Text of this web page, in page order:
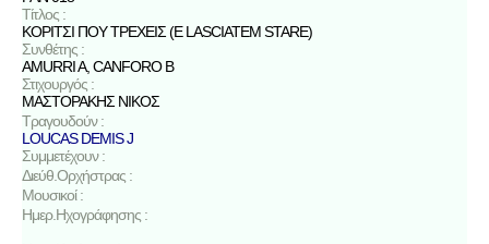
Τίτλος :
ΚΟΡΙΤΣΙ ΠΟΥ ΤΡΕΧΕΙΣ (E LASCIATEM STARE)
Συνθέτης :
AMURRI A, CANFORO B
Στιχουργός :
ΜΑΣΤΟΡΑΚΗΣ ΝΙΚΟΣ
Τραγουδούν :
LOUCAS DEMIS J
Συμμετέχουν :
Διεύθ.Ορχήστρας :
Μουσικοί :
Ημερ.Ηχογράφησης :